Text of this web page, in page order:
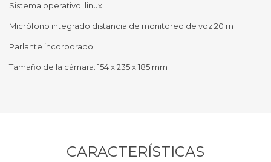
Sistema operativo: linux
Micrófono integrado distancia de monitoreo de voz 20 m
Parlante incorporado
Tamaño de la cámara: 154 x 235 x 185 mm
CARACTERÍSTICAS